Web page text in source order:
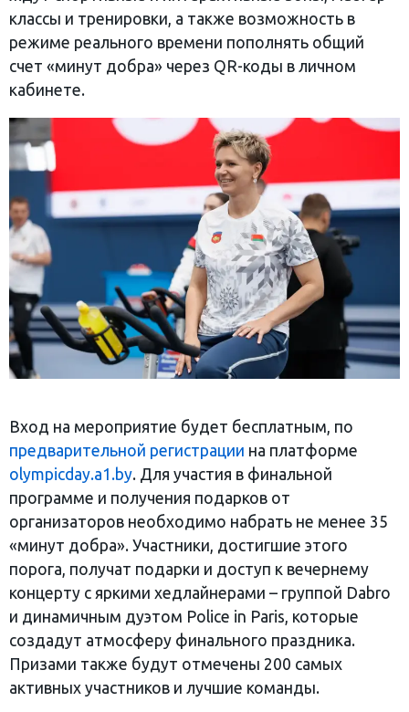
классы и тренировки, а также возможность в
режиме реального времени пополнять общий
счет «минут добра» через QR-коды в личном
кабинете.
Вход на мероприятие будет бесплатным, по
предварительной регистрации на платформе
olympicday.a1.by. Для участия в финальной
программе и получения подарков от
организаторов необходимо набрать не менее 35
«минут добра». Участники, достигшие этого
порога, получат подарки и доступ к вечернему
концерту с яркими хедлайнерами – группой Dabro
и динамичным дуэтом Police in Paris, которые
создадут атмосферу финального праздника.
Призами также будут отмечены 200 самых
активных участников и лучшие команды.